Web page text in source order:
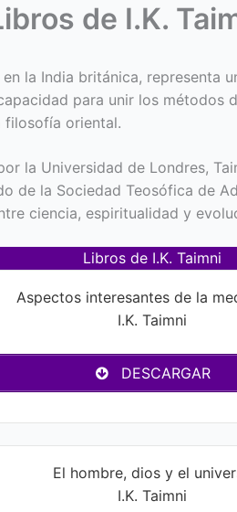
de I.K.
en la India británica, representa
para unir los métodos
filosofía oriental.
la Universidad de Londres,
de la Sociedad Teosófica de
ciencia, espiritualidad y
Libros de I.K. Taimni
Aspectos interesantes de la
I.K. Taimni
DESCARGAR
El hombre, dios y el
I.K. Taimni